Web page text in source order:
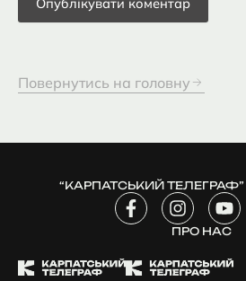
Повернутись на головну
“КАРПАТСЬКИЙ ТЕЛЕГРАФ”
F
a
b
I
n
s
a
Y
o
u
t
u
ПРО НАС